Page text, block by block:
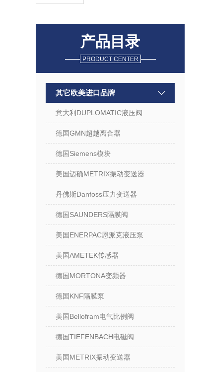
产品目录
PRODUCT CENTER
其它欧美进口品牌
意大利DUPLOMATIC液压阀
德国GMN超越离合器
德国Siemens模块
美国迈确METRIX振动变送器
丹佛斯Danfoss压力变送器
德国SAUNDERS隔膜阀
美国ENERPAC恩派克液压泵
美国AMETEK传感器
德国MORTONA变频器
德国KNF隔膜泵
美国Bellofram电气比例阀
德国TIEFENBACH电磁阀
美国METRIX振动变送器